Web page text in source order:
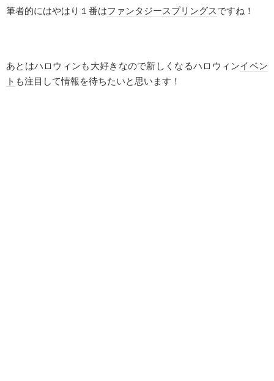
筆者的にはやはり１番はファンタジースプリングスですね！
あとはハロウィンも大好きなので新しくなるハロウィンイベン
ト も注目して情報を待ちたいと思います！